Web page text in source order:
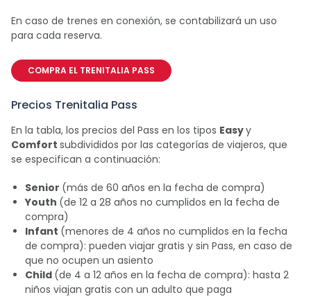
En caso de trenes en conexión, se contabilizará un uso
para cada reserva.
COMPRA EL TRENITALIA PASS
Precios Trenitalia Pass
En la tabla, los precios del Pass en los tipos Easyy
Comfort subdivididos por las categorías de viajeros, que
se especifican a continuación:
Senior (más de 60 años en la fecha de compra)
Youth (de 12 a 28 años no cumplidos en la fecha de
compra)
Infant (menores de 4 años no cumplidos en la fecha
de compra): pueden viajar gratis y sin Pass, en caso de
que no ocupen un asiento
Child (de 4 a 12 años en la fecha de compra): hasta 2
niños viajan gratis con un adulto que paga